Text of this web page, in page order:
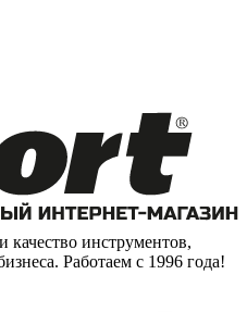
качество инструментов,
Работаем с 1996 года!